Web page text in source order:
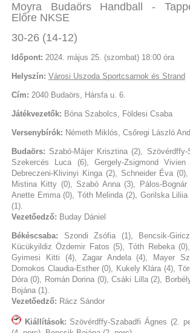
Moyra Budaörs Handball -
Előre NKSE
30-26 (14-12)
Időpont: 2024. május 25. (szombat) 18:00 óra
Helyszín: Városi Uszoda Sportcsarnok és Strand
Cím: 2040 Budaörs, Hársfa u. 6.
Játékvezetők: Bóna Szabolcs, Földesi Csaba
Versenybírók: Németh Miklós, Csőregi László
Budaörs: Szabó-Májer Krisztina (2), Szövérdffy-
Szekercés Luca (6), Gergely-Zsigmond
Debreczeni-Klivinyi Kinga (2), Schneider Éva
Mistina Kitty (0), Szabó Anna (3), Pálos-Bognár
Anette Emma (0), Tóth Melinda (2), Gorilska
(1).
Vezetőedző: Buday Dániel
Békéscsaba: Szondi Zsófia (1), Bencsik-
Kücükyildiz Özdemir Fatos (5), Tóth Rebeka
Gyimesi Kitti (4), Zagar Andela (4), Mayer
Domokos Claudia-Esther (0), Kukely Klára (4),
Dóra (0), Román Dorina (0), Csáki Lilla (2),
Bojána (1).
Vezetőedző: Rácz Sándor
Kiállítások: Szövérdffy-Szabadfi Ágnes (2.